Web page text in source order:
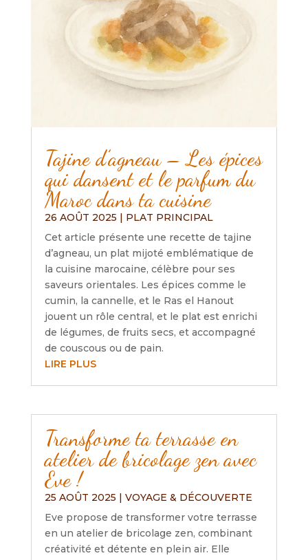
Tajine d’agneau – Les épices
qui dansent et le parfum du
Maroc dans ta cuisine
26 AOÛT 2025 | PLAT PRINCIPAL
Cet article présente une recette de tajine
d’agneau, un plat mijoté emblématique de
la cuisine marocaine, célèbre pour ses
saveurs orientales. Les épices comme le
cumin, la cannelle, et le Ras el Hanout
jouent un rôle central, et le plat est enrichi
de légumes, de fruits secs, et accompagné
de couscous ou de pain.
LIRE PLUS
Transforme ta terrasse en
atelier de bricolage zen avec
Eve !
25 AOÛT 2025
VOYAGE & DÉCOUVERTE
Eve propose de transformer votre terrasse
en un atelier de bricolage zen, combinant
créativité et détente en plein air. Elle